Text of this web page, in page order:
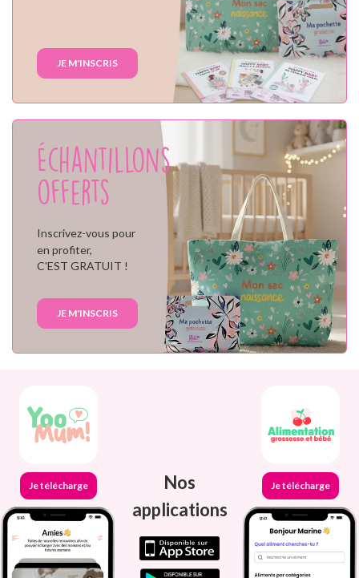
JE M'INSCRIS
Échantillons
offerts
Inscrivez-vous pour
en profiter,
C'EST GRATUIT !
JE M'INSCRIS
Je télécharge
Nos
applications
Je télécharge